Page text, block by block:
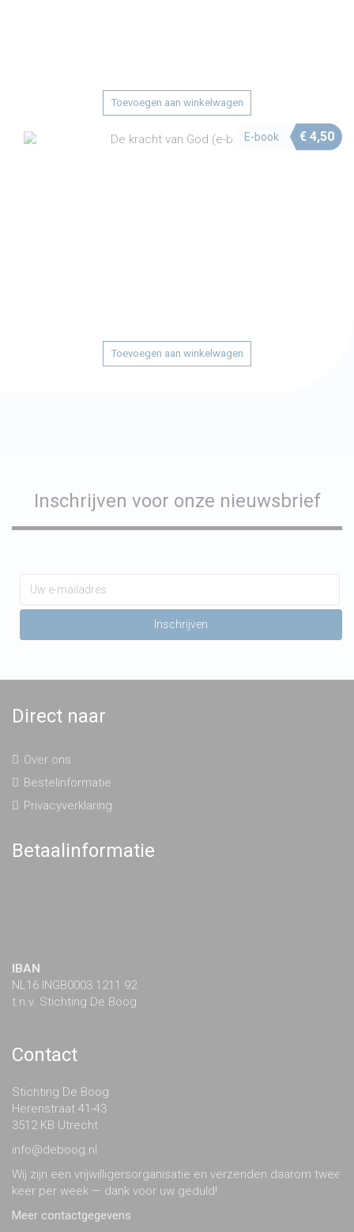
Toevoegen aan winkelwagen
E-book € 4,50
Toevoegen aan winkelwagen
Inschrijven voor onze nieuwsbrief
Direct naar
Over ons
Bestelinformatie
Privacyverklaring
Betaalinformatie
IBAN
NL16 INGB0003 1211 92
t.n.v. Stichting De Boog
Contact
Stichting De Boog
Herenstraat 41-43
3512 KB Utrecht
info@deboog.nl
Wij zijn een vrijwilligersorganisatie en verzenden daarom twee
keer per week — dank voor uw geduld!
Meer contactgegevens